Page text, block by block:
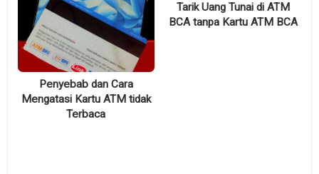
Penyebab dan Cara
Mengatasi Kartu ATM tidak
Terbaca
Tarik Uang Tunai di ATM
BCA tanpa Kartu ATM BCA